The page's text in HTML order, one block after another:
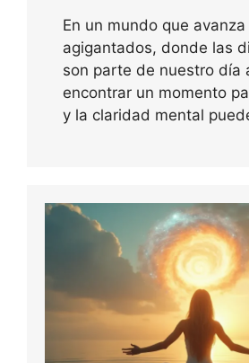
En un mundo que
agigantados, donde las
son parte de nuestro día
encontrar un momento
y la claridad mental